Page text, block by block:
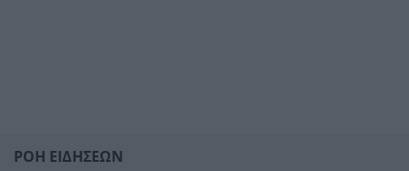
ΡΟΗ ΕΙΔΗΣΕΩΝ